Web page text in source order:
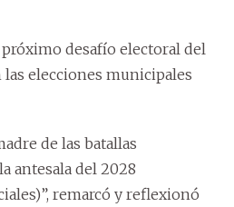
desafío electoral del
elecciones municipales
de las batallas
antesala del 2028
remarcó y reflexionó